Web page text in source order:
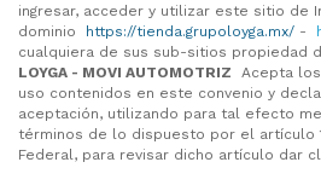
ingresar, acceder y utilizar este sitio de
dominio
https://tienda.grupoloyga.mx/ -
cualquiera de sus sub-sitios propiedad
LOYGA - MOVI AUTOMOTRIZ Acepta
uso contenidos en este convenio y
aceptación, utilizando para tal efecto
términos de lo dispuesto por el artículo
Federal, para revisar dicho artículo dar